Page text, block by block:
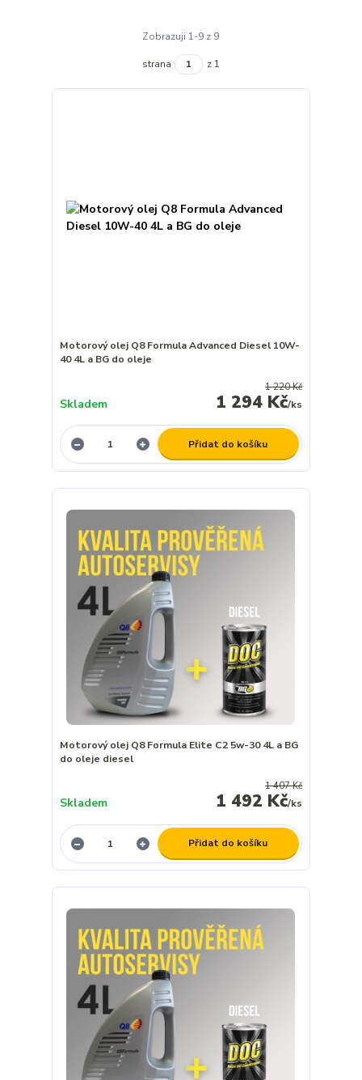
Zobrazuji 1-9 z 9
strana z 1
Motorový olej Q8 Formula Advanced Diesel 10W-
40 4L a BG do oleje
1 220 Kč
1 294 Kč/ks
Skladem
Přidat do košíku
Motorový olej Q8 Formula Elite C2 5w-30 4L a BG
do oleje diesel
1 407 Kč
1 492 Kč/ks
Skladem
Přidat do košíku